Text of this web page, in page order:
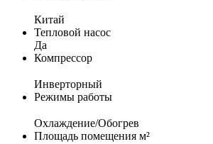
Китай
Тепловой насос
Да
Компрессор
Инверторный
Режимы работы
Охлаждение/Обогрев
Площадь помещения м²